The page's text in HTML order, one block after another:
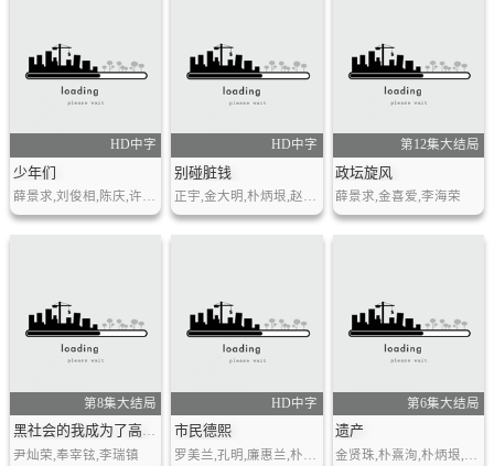
HD中字
少年们
薛景求,刘俊相,陈庆,许成泰,廉惠兰,金东英,刘洙彬
HD中字
别碰脏钱
正宇,金大明,朴炳垠,赵显哲,郑海钧,白秀章
第12集大结局
政坛旋风
薛景求,金喜爱,李海荣
第8集大结局
尹灿荣,奉宰铉,李瑞镇
HD中字
市民德熙
第6集大结局
遗产